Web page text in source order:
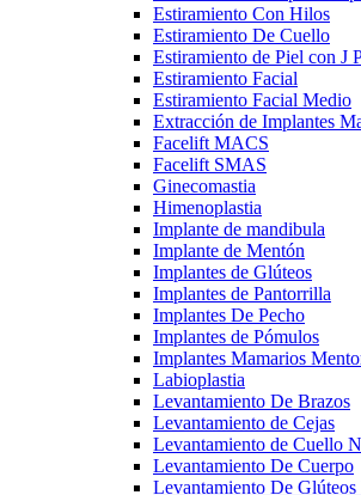
Estiramiento Con Hilos
Estiramiento De Cuello
Estiramiento de Piel con J
Estiramiento Facial
Estiramiento Facial Medio
Extracción de Implantes
Facelift MACS
Facelift SMAS
Ginecomastia
Himenoplastia
Implante de mandibula
Implante de Mentón
Implantes de Glúteos
Implantes de Pantorrilla
Implantes De Pecho
Implantes de Pómulos
Implantes Mamarios
Labioplastia
Levantamiento De Brazos
Levantamiento de Cejas
Levantamiento de Cuello
Levantamiento De Cuerpo
Levantamiento De